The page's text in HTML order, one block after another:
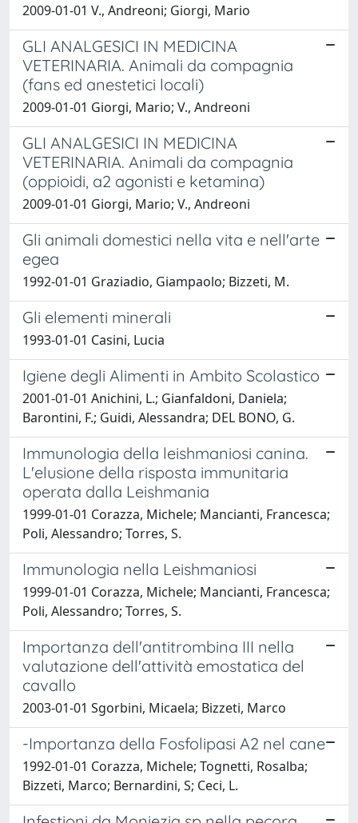
2009-01-01 V., Andreoni; Giorgi, Mario
GLI ANALGESICI IN MEDICINA
VETERINARIA. Animali da compagnia
(fans ed anestetici locali)
2009-01-01 Giorgi, Mario; V., Andreoni
GLI ANALGESICI IN MEDICINA
VETERINARIA. Animali da compagnia
(oppioidi, a2 agonisti e ketamina)
2009-01-01 Giorgi, Mario; V., Andreoni
Gli animali domestici nella vita e nell'arte
egea
1992-01-01 Graziadio, Giampaolo; Bizzeti, M.
Gli elementi minerali
1993-01-01 Casini, Lucia
Igiene degli Alimenti in Ambito Scolastico
2001-01-01 Anichini, L.; Gianfaldoni, Daniela;
Barontini, F.; Guidi, Alessandra; DEL BONO, G.
Immunologia della leishmaniosi canina.
L'elusione della risposta immunitaria
operata dalla Leishmania
1999-01-01 Corazza, Michele; Mancianti, Francesca;
Poli, Alessandro; Torres, S.
Immunologia nella Leishmaniosi
1999-01-01 Corazza, Michele; Mancianti, Francesca;
Poli, Alessandro; Torres, S.
Importanza dell'antitrombina III nella
valutazione dell'attività emostatica del
cavallo
2003-01-01 Sgorbini, Micaela; Bizzeti, Marco
-Importanza della Fosfolipasi A2 nel cane
1992-01-01 Corazza, Michele; Tognetti, Rosalba;
Bizzeti, Marco; Bernardini, S; Ceci, L.